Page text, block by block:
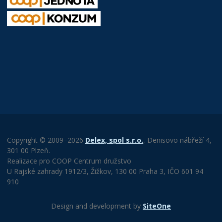
Copyright © 2009–2026 Delex, spol s.r.o., Denisovo nábřeží 4,
301 00 Plzeň.
Realizace pro COOP Centrum družstvo
U Rajské zahrady 1912/3, Žižkov, 130 00 Praha 3, IČO 601 94
910
Design and development by SiteOne